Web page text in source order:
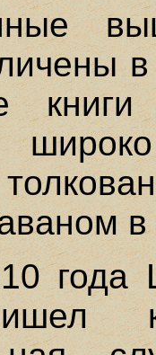
книги
в
года